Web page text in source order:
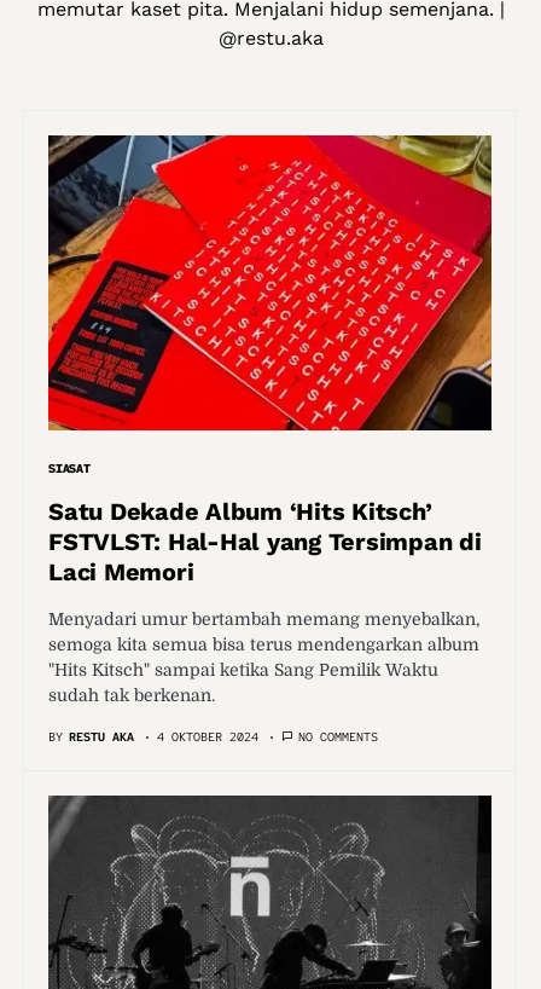
memutar kaset pita. Menjalani hidup semenjana. |
@restu.aka
SIASAT
Satu Dekade Album ‘Hits Kitsch’
FSTVLST: Hal-Hal yang Tersimpan di
Laci Memori
Menyadari umur bertambah memang menyebalkan,
semoga kita semua bisa terus mendengarkan album
"Hits Kitsch" sampai ketika Sang Pemilik Waktu
sudah tak berkenan.
BY RESTU AKA 4 OKTOBER 2024 NO COMMENTS